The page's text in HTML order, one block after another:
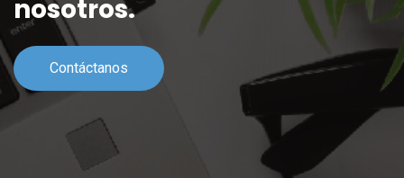
nosotros.
Contáctanos